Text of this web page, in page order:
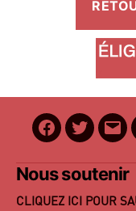
Facebook
Twitter
E-
Nous soutenir
CLIQUEZ ICI POUR